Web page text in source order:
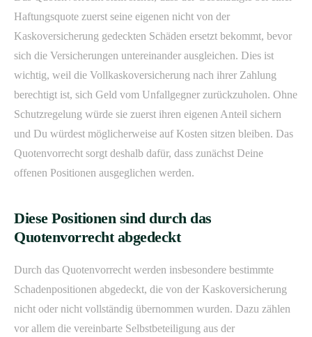
Haftungsquote zuerst seine eigenen nicht von der
Kaskoversicherung gedeckten Schäden ersetzt bekommt, bevor
sich die Versicherungen untereinander ausgleichen. Dies ist
wichtig, weil die Vollkaskoversicherung nach ihrer Zahlung
berechtigt ist, sich Geld vom Unfallgegner zurückzuholen. Ohne
Schutzregelung würde sie zuerst ihren eigenen Anteil sichern
und Du würdest möglicherweise auf Kosten sitzen bleiben. Das
Quotenvorrecht sorgt deshalb dafür, dass zunächst Deine
offenen Positionen ausgeglichen werden.
Diese Positionen sind durch das
Quotenvorrecht abgedeckt
Durch das Quotenvorrecht werden insbesondere bestimmte
Schadenpositionen abgedeckt, die von der Kaskoversicherung
nicht oder nicht vollständig übernommen wurden. Dazu zählen
vor allem die vereinbarte Selbstbeteiligung aus der